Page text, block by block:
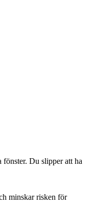
Du slipper att ha
minskar risken för